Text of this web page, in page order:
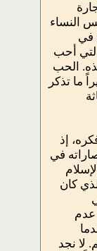
النساء
في
أحب
الحب
ما تذكر
إذ
في
كان
عدم
لا نجد